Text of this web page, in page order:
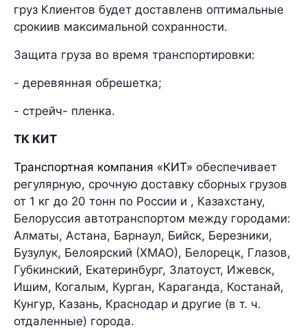
груз Клиентов будет доставленв оптимальные
срокиив максимальной сохранности.
Защита груза во время транспортировки:
- деревянная обрешетка;
- стрейч- пленка.
ТК КИТ
Транспортная компания «КИТ» обеспечивает
регулярную, срочную доставку сборных грузов
от 1 кг до 20 тонн по России и , Казахстану,
Белоруссия автотранспортом между городами:
Алматы, Астана, Барнаул, Бийск, Березники,
Бузулук, Белоярский (ХМАО), Белорецк, Глазов,
Губкинский, Екатеринбург, Златоуст, Ижевск,
Ишим, Когалым, Курган, Караганда, Костанай,
Кунгур, Казань, Краснодар и другие (в т. ч.
отдаленные) города.